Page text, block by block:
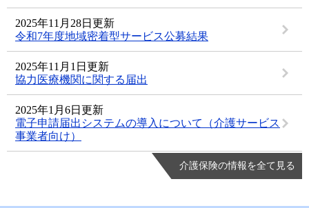
2025年11月28日更新
令和7年度地域密着型サービス公募結果
2025年11月1日更新
協力医療機関に関する届出
2025年1月6日更新
電子申請届出システムの導入について（介護サービス
事業者向け）
介護保険の情報を全て見る